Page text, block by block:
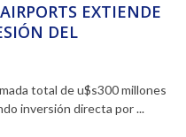
EXTIENDE
DEL
EN URUGUAY
total de u$s300 millones
inversión directa por ...